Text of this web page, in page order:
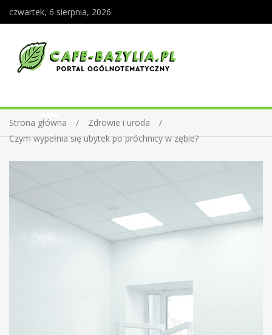
czwartek, 6 sierpnia, 2026
Strona główna
Zdrowie i uroda
Czym wypełnia się ubytek po próchnicy w zębie?